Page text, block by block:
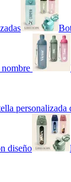
personalizada
diseño